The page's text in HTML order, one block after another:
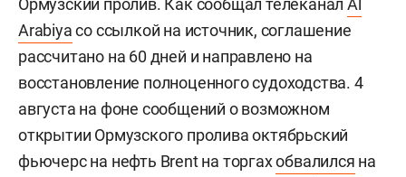
Ормузский пролив. Как сообщал телеканал Al
Arabiyaсо ссылкой на источник, соглашение
рассчитано на 60 дней и направлено на
восстановление полноценного судоходства. 4
августа на фоне сообщений о возможном
открытии Ормузского пролива октябрьский
фьючерс на нефть Brent на торгахобвалился на